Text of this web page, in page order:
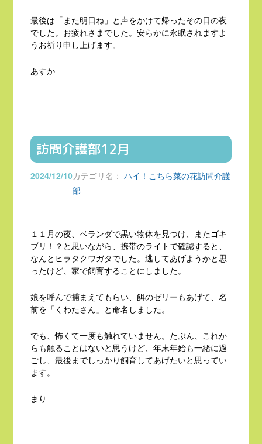
最後は「また明日ね」と声をかけて帰ったその日の夜
でした。お疲れさまでした。安らかに永眠されますよ
うお祈り申し上げます。
あすか
訪問介護部12月
2024/12/10カテゴリ名： ハイ！こちら菜の花訪問介護
部
１１月の夜、ベランダで黒い物体を見つけ、またゴキ
ブリ！？と思いながら、携帯のライトで確認すると、
なんとヒラタクワガタでした。逃してあげようかと思
ったけど、家で飼育することにしました。
娘を呼んで捕まえてもらい、餌のゼリーもあげて、名
前を「くわたさん」と命名しました。
でも、怖くて一度も触れていません。たぶん、これか
らも触ることはないと思うけど、年末年始も一緒に過
ごし、最後までしっかり飼育してあげたいと思ってい
ます。
まり